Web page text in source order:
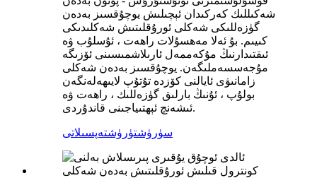
شەكىللىك كەركىدان ئېچىلىش يوچۇقسىز بەدەن
گۈزەللىكى شەكلى ئورۇقلىتىش شەكلىدىكى
كىيىم. بۇ ئەلا مەھسۇلات راھەت ، ئۇسلۇب ۋە
ئىقتىدارنىڭ مۇكەممەل ئارىلاشمىسىنى ئۆزىگە
مۇجەسسەملىگەن. يوچۇقسىز بەدەن شەكلى
زامانىۋى ئايالنى كۆزدە تۇتۇپ لايىھەلەنگەن
بولۇپ ، ئۇنىڭ بارلىق گۈزەللىك ، راھەت ۋە
ئىشەنچ ئېھتىياجىنى قاندۇردى.
سۈرۈشتۈرۈشتەپسىلاتى